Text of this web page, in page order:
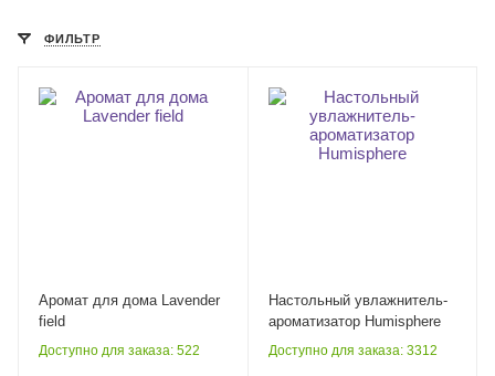
ФИЛЬТР
Аромат для дома Lavender
field
Доступно для заказа: 522
Настольный увлажнитель-
ароматизатор Humisphere
Доступно для заказа: 3312